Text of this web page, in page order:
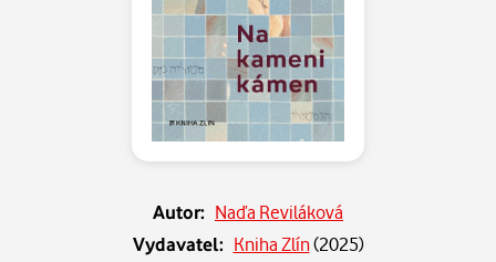
Autor: Naďa Reviláková
Vydavatel: Kniha Zlín(2025)